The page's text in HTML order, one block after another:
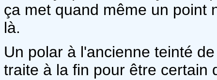
ça met quand même un point
là.
Un polar à l'ancienne teinté
traite à la fin pour être certain